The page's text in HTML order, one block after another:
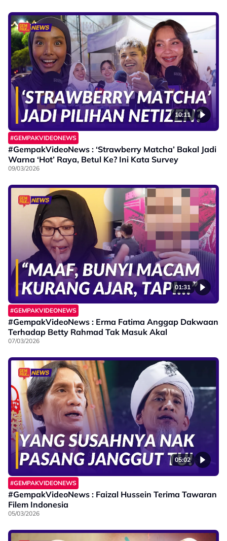
10:11
#GEMPAKVIDEONEWS
#GempakVideoNews : ‘Strawberry Matcha’ Bakal Jadi
Warna ‘Hot’ Raya, Betul Ke? Ini Kata Survey
09/03/2026
01:31
#GEMPAKVIDEONEWS
#GempakVideoNews : Erma Fatima Anggap Dakwaan
Terhadap Betty Rahmad Tak Masuk Akal
07/03/2026
05:02
#GEMPAKVIDEONEWS
#GempakVideoNews : Faizal Hussein Terima Tawaran
Filem Indonesia
05/03/2026